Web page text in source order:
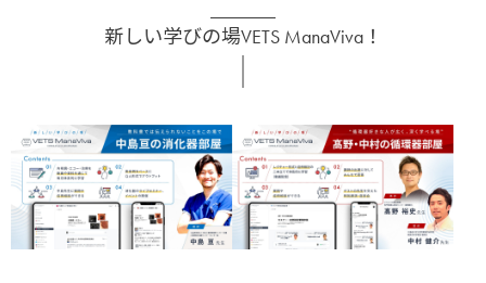
新しい学びの場VETS ManaViva！